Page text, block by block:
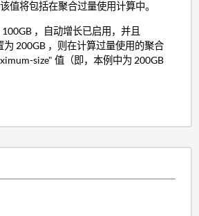
值将包括在聚合过量使用计算中。
，自动增长已启用，并且
为 200GB ，则在计算过量使用的聚合
size" 值（即，本例中为 200GB